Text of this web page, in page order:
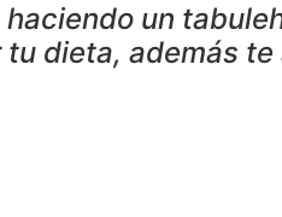
un
dieta, además te